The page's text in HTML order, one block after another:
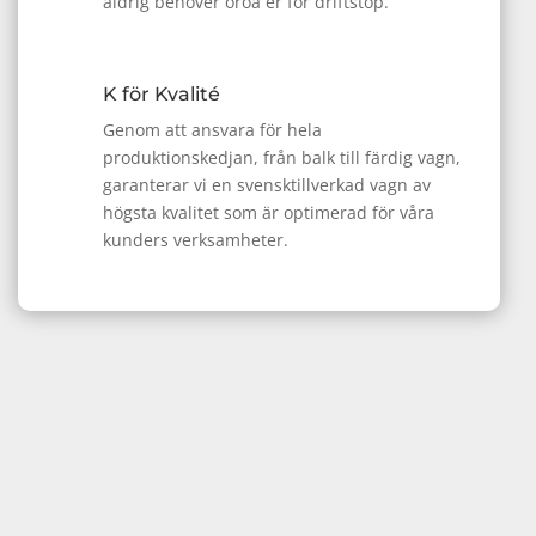
K för Kvalité
Genom att ansvara för hela
produktionskedjan, från balk till färdig vagn,
garanterar vi en svensktillverkad vagn av
högsta kvalitet som är optimerad för våra
kunders verksamheter.